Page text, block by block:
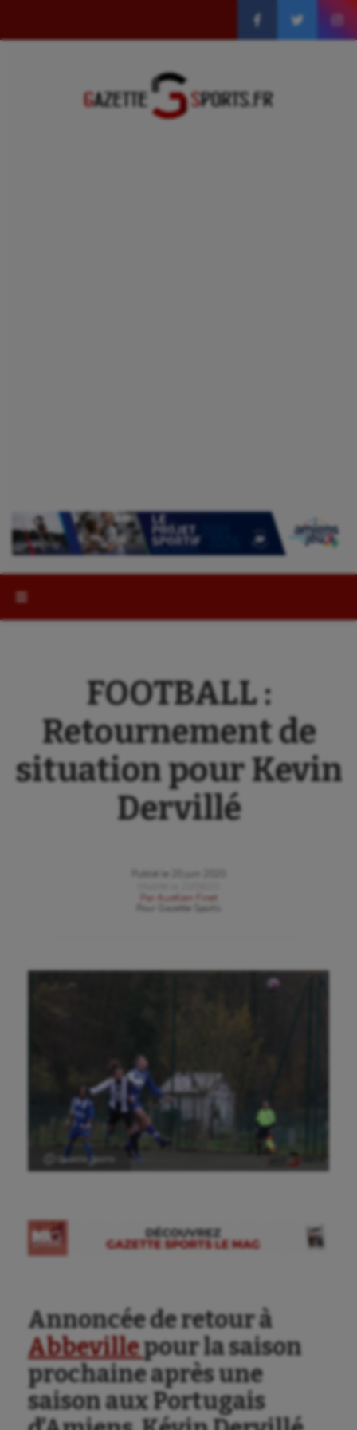
Aéronautique
Athlétisme
Baseball
Billard
Boules lyonnaises
Canoë-kayak
FOOTBALL :
Retournement de
situation pour Kevin
Dervillé
Publié le
Par
Aurélien Finet
Gazette Sports
Ⓒ Gazette Sports
Annoncée de retour à
Abbevillepour la saison
prochaine après une
saison aux Portugais